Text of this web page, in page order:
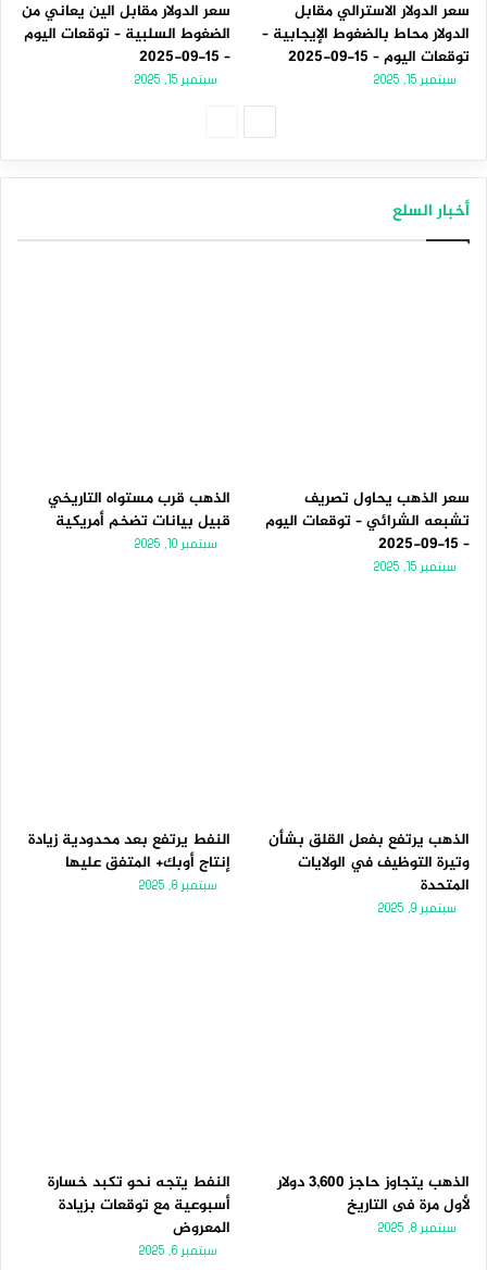
سعر الدولار الاسترالي مقابل
الدولار محاط بالضغوط الإيجابية –
توقعات اليوم – 15-09-2025
سبتمبر 15, 2025
سعر الدولار مقابل الين يعاني من
الضغوط السلبية – توقعات اليوم
– 15-09-2025
سبتمبر 15, 2025
أخبار السلع
سعر الذهب يحاول تصريف
تشبعه الشرائي – توقعات اليوم
– 15-09-2025
سبتمبر 15, 2025
الذهب قرب مستواه التاريخي
قبيل بيانات تضخم أمريكية
سبتمبر 10, 2025
الذهب يرتفع بفعل القلق بشأن
وتيرة التوظيف في الولايات
المتحدة
سبتمبر 9, 2025
النفط يرتفع بعد محدودية زيادة
إنتاج أوبك+ المتفق عليها
سبتمبر 8, 2025
الذهب يتجاوز حاجز 3,600 دولار
لأول مرة فى التاريخ
سبتمبر 8, 2025
النفط يتجه نحو تكبد خسارة
أسبوعية مع توقعات بزيادة
المعروض
سبتمبر 6, 2025